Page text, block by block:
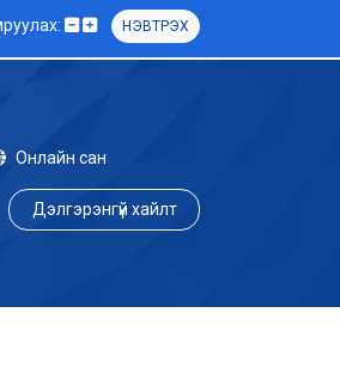
НЭВТРЭХ
Онлайн сан
Дэлгэрэнгүй хайлт